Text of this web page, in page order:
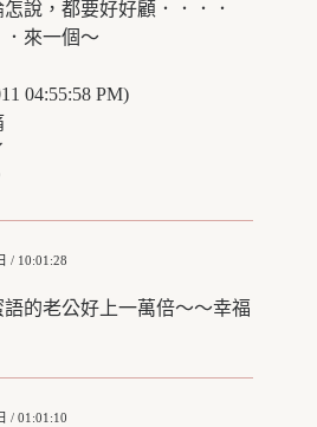
說，都要好好顧．．．．
．來一個～
04:55:58 PM)
/ 10:01:28
的老公好上一萬倍～～幸福
/ 01:01:10